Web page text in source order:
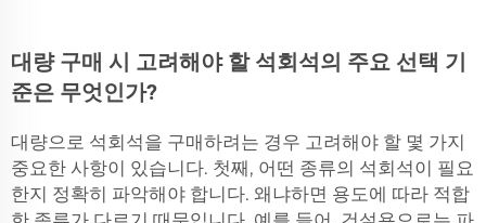
대량 구매 시 고려해야 할 석회석의 주요 선택 기
준은 무엇인가?
대량으로 석회석을 구매하려는 경우 고려해야 할 몇 가지
중요한 사항이 있습니다. 첫째, 어떤 종류의 석회석이 필요
한지 정확히 파악해야 합니다. 왜냐하면 용도에 따라 적합